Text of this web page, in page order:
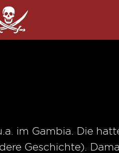
im Gambia. Die
Geschichte).